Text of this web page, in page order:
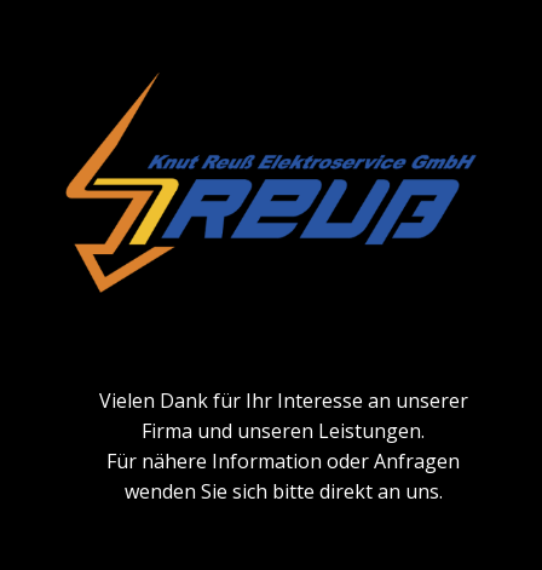
Vielen Dank für Ihr Interesse an unserer
Firma und unseren Leistungen.
Für nähere Information oder Anfragen
wenden Sie sich bitte direkt an uns.